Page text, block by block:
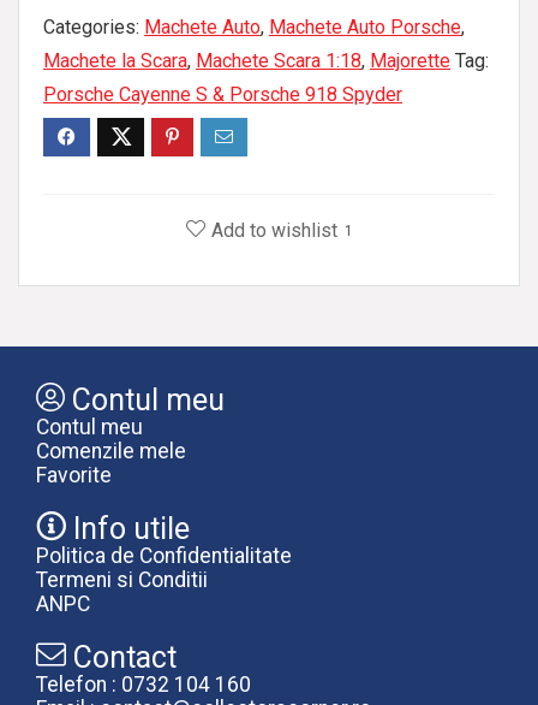
Categories: Machete Auto, Machete Auto Porsche,
Machete la Scara, Machete Scara 1:18, Majorette Tag:
Porsche Cayenne S & Porsche 918 Spyder
Add to wishlist 1
Contul meu
Contul meu
Comenzile mele
Favorite
Info utile
Politica de Confidentialitate
Termeni si Conditii
ANPC
Contact
Telefon : 0732 104 160